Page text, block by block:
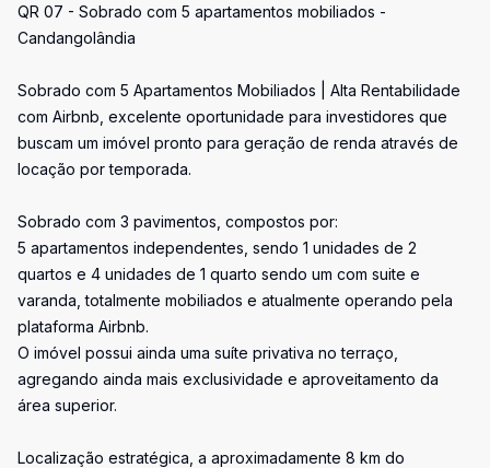
QR 07 - Sobrado com 5 apartamentos mobiliados -
Candangolândia
Sobrado com 5 Apartamentos Mobiliados | Alta Rentabilidade
com Airbnb, excelente oportunidade para investidores que
buscam um imóvel pronto para geração de renda através de
locação por temporada.
Sobrado com 3 pavimentos, compostos por:
5 apartamentos independentes, sendo 1 unidades de 2
quartos e 4 unidades de 1 quarto sendo um com suite e
varanda, totalmente mobiliados e atualmente operando pela
plataforma Airbnb.
O imóvel possui ainda uma suíte privativa no terraço,
agregando ainda mais exclusividade e aproveitamento da
área superior.
Localização estratégica, a aproximadamente 8 km do